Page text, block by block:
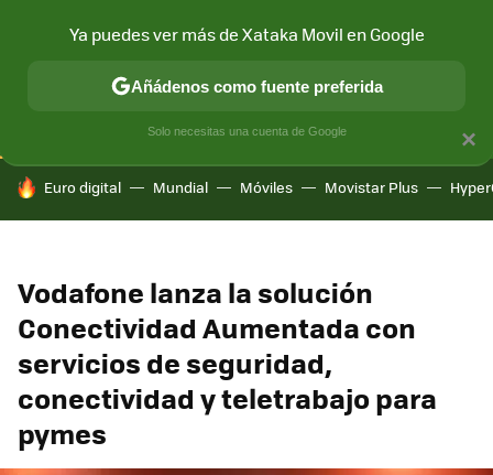
CONECTIVIDAD MÓVIL Y SOCIEDAD APLICACIONES
HOY SE HABLA DE
Euro digital Mundial Móviles Movistar Plus
Vodafone lanza la solución
Conectividad Aumentada con
servicios de seguridad,
conectividad y teletrabajo para
pymes
×
Ya puedes ver más de Xataka Movil en Google
Añádenos como fuente preferida
Solo necesitas una cuenta de Google